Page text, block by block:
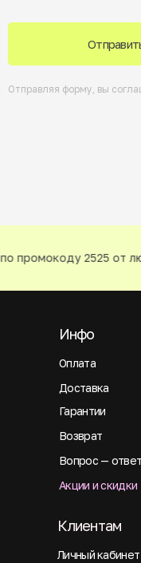
Отправляя форму, вы
промокоду 2525 от
Оплата
Инфо
Доставка
Гарантии
Возврат
Вопрос — ответ
Акции и скидки
Личный кабинет
Клиентам